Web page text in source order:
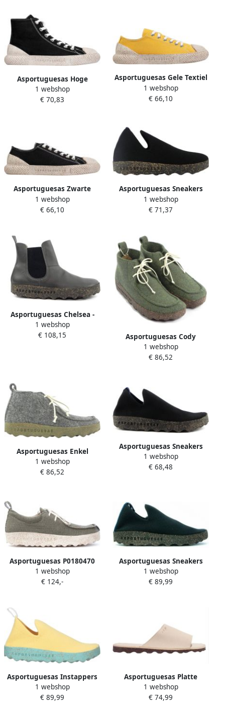
Asportuguesas Hoge
sneakers zwarte
textielmateriaal
1 webshop
€ 70,83
Asportuguesas Gele Textiel
Sneakers Kurk Zool
1 webshop
€ 66,10
Asportuguesas Zwarte
Textiel Sneakers
1 webshop
€ 66,10
Asportuguesas Sneakers
Zwart Dames
1 webshop
€ 71,37
Asportuguesas Chelsea -
laarzen Grijs Heren
1 webshop
€ 108,15
Asportuguesas Cody
enkellaarzen Groen Heren
1 webshop
€ 86,52
Asportuguesas Enkel
laarzen Grijs Heren
1 webshop
€ 86,52
Asportuguesas Sneakers
Zwart Heren
1 webshop
€ 68,48
Asportuguesas P0180470
Chatschoenveters Groen
Heren
1 webshop
€ 124,-
Asportuguesas Sneakers
Zwart Dames
1 webshop
€ 89,99
Asportuguesas Instappers
Pantoffels
1 webshop
€ 89,99
Asportuguesas Platte
sandalen Muiltjes
1 webshop
€ 74,99